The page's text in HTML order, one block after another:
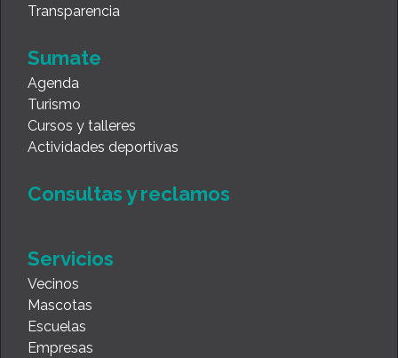
Transparencia
Sumate
Agenda
Turismo
Cursos y talleres
Actividades deportivas
Consultas y reclamos
Servicios
Vecinos
Mascotas
Escuelas
Empresas